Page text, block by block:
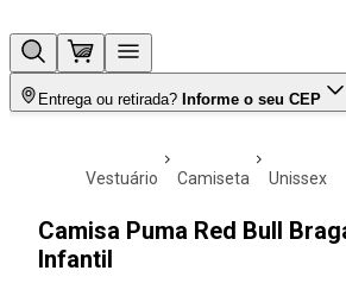
Entrega ou retirada? Informe o seu CEP
vestuário camiseta unissex
Camisa Puma Red Bull
Infantil